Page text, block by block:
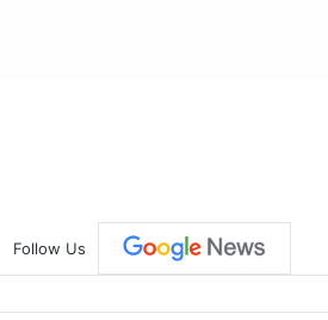
Follow Us